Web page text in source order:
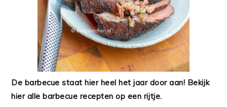
De barbecue staat hier heel het jaar door aan! Bekijk
hier alle barbecue recepten op een rijtje.